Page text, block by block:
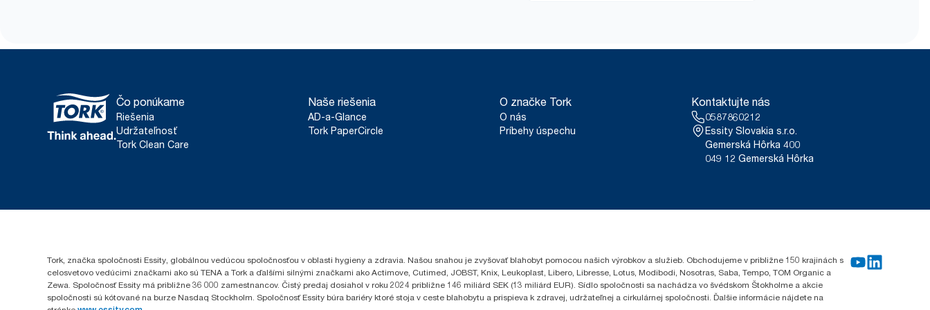
Nakoľko sú tieto údaje priemerom systému, nie sú určené na vykazovanie uhlíkovej stopy pre
Kotúče s medzinárodným certifikátom udeleným HACCP skracujú čas potrebný
a likvidáciu obalov.
Čo ponúkame
Riešenia
Udržateľnosť
Tork Clean Care
Naše riešenia
AD-a-Glance
Tork PaperCircle
O značke Tork
O nás
Príbehy úspechu
Kontaktujte nás
0587860212
Essity Slovakia s.r.o.
Gemerská Hôrka 400
049 12 Gemerská Hôrka
Tork, značka spoločnosti Essity, globálnou vedúcou spoločnosťou v oblasti hygieny a zdravia. Našou snahou je zvyšovať blahobyt pomocou našich výrobkov a služieb. Obchodujeme v približne 150 krajinách s
celosvetovo vedúcimi značkami ako sú TENA a Tork a ďalšími silnými značkami ako Actimove, Cutimed, JOBST, Knix, Leukoplast, Libero, Libresse, Lotus, Modibodi, Nosotras, Saba, Tempo, TOM Organic a
Zewa. Spoločnosť Essity má približne 36 000 zamestnancov. Čistý predaj dosiahol v roku 2024 približne 146 miliárd SEK (13 miliárd EUR). Sídlo spoločnosti sa nachádza vo švédskom Štokholme a akcie
spoločnosti sú kótované na burze Nasdaq Stockholm. Spoločnosť Essity búra bariéry ktoré stoja v ceste blahobytu a prispieva k zdravej, udržateľnej a cirkulárnej spoločnosti. Ďalšie informácie nájdete na